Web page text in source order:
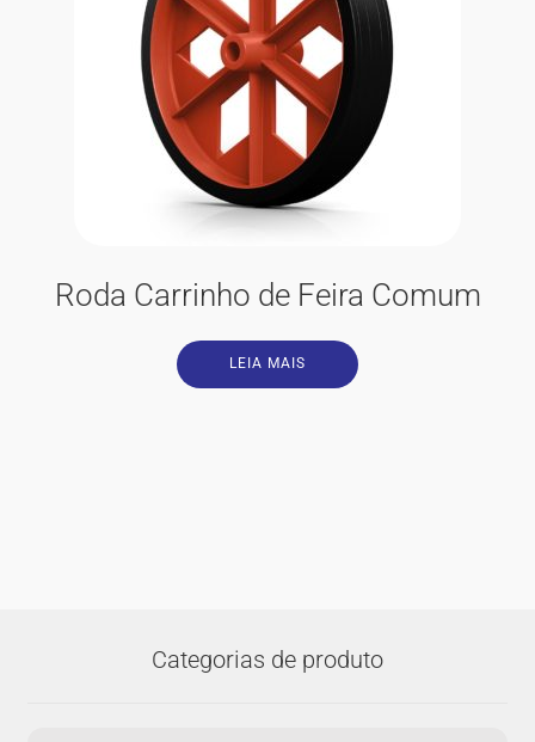
Roda Carrinho de Feira Comum
LEIA MAIS
Categorias de produto